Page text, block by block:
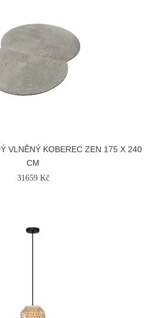
VLNĚNÝ KOBEREC ZEN 175 X 240
CM
31659 Kč